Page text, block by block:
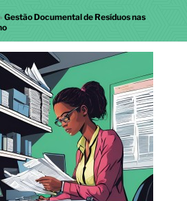
» Gestão Documental de Resíduos nas